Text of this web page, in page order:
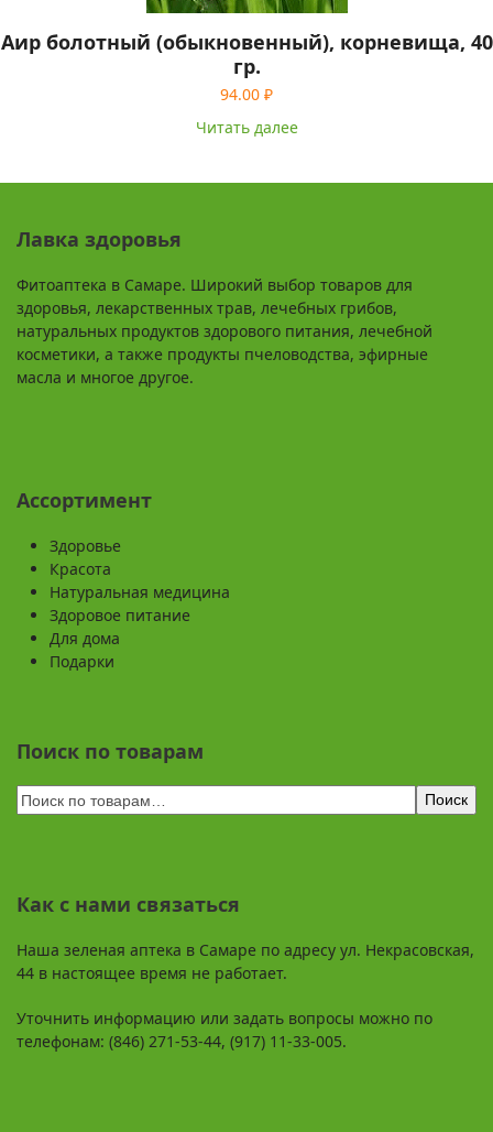
Аир болотный (обыкновенный), корневища, 40
гр.
94.00 ₽
Читать далее
Лавка здоровья
Фитоаптека в Самаре. Широкий выбор товаров для
здоровья, лекарственных трав, лечебных грибов,
натуральных продуктов здорового питания, лечебной
косметики, а также продукты пчеловодства, эфирные
масла и многое другое.
Ассортимент
Здоровье
Красота
Натуральная медицина
Здоровое питание
Для дома
Подарки
Поиск по товарам
Поиск
Как с нами связаться
Наша зеленая аптека в Самаре по адресу ул. Некрасовская,
44 в настоящее время не работает.
Уточнить информацию или задать вопросы можно по
телефонам: (846) 271-53-44, (917) 11-33-005.